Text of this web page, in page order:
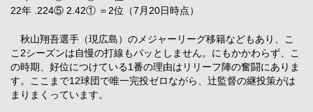
22年 .224⑤ 2.42① ＝2位（7月20日時点）
秋山翔吾選手（現広島）のメジャーリーグ移籍などもあり、こ
こ2シーズンは自慢の打線もパッとしません。にもかかわらず、こ
の時期、好位につけている1番の理由はリリーフ陣の奮闘にありま
す。ここまで12球団で唯一完投ゼロながら、辻監督の継投策がは
まりまくっています。